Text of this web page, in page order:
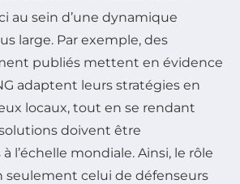
au sein d’une dynamique
large. Par exemple, des
publiés mettent en évidence
adaptent leurs stratégies en
locaux, tout en se rendant
doivent être
l’échelle mondiale. Ainsi, le rôle
seulement celui de défenseurs